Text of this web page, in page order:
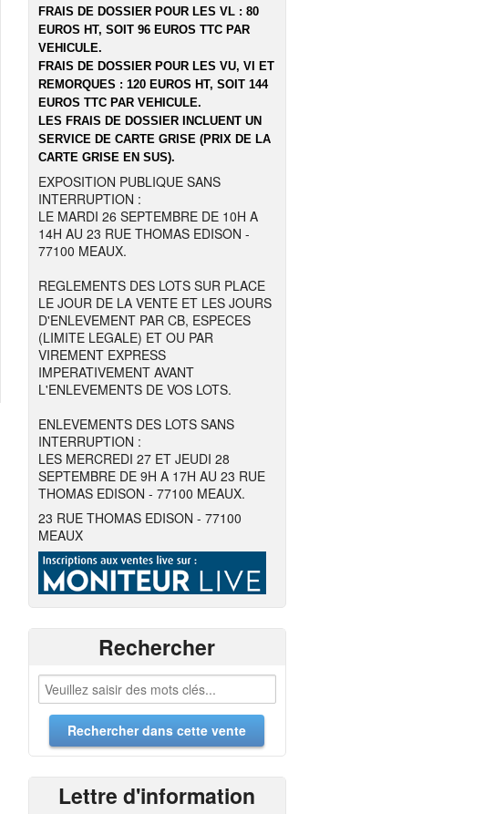
FRAIS DE DOSSIER POUR LES VL : 80
EUROS HT, SOIT 96 EUROS TTC PAR
VEHICULE.
FRAIS DE DOSSIER POUR LES VU, VI ET
REMORQUES : 120 EUROS HT, SOIT 144
EUROS TTC PAR VEHICULE.
LES FRAIS DE DOSSIER INCLUENT UN
SERVICE DE CARTE GRISE (PRIX DE LA
CARTE GRISE EN SUS).
EXPOSITION PUBLIQUE SANS
INTERRUPTION :
LE MARDI 26 SEPTEMBRE DE 10H A
14H AU 23 RUE THOMAS EDISON -
77100 MEAUX.
REGLEMENTS DES LOTS SUR PLACE
LE JOUR DE LA VENTE ET LES JOURS
D'ENLEVEMENT PAR CB, ESPECES
(LIMITE LEGALE) ET OU PAR
VIREMENT EXPRESS
IMPERATIVEMENT AVANT
L'ENLEVEMENTS DE VOS LOTS.
ENLEVEMENTS DES LOTS SANS
INTERRUPTION :
LES MERCREDI 27 ET JEUDI 28
SEPTEMBRE DE 9H A 17H AU 23 RUE
THOMAS EDISON - 77100 MEAUX.
23 RUE THOMAS EDISON - 77100
MEAUX
Rechercher
Lettre d'information